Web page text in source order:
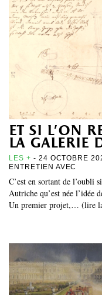
et si l’on
la galerie
LES + - 24 OCTOBRE
ENTRETIEN AVEC
C’est en sortant de l’oubli
Autriche qu’est née l’idée
Un premier projet,… (lire